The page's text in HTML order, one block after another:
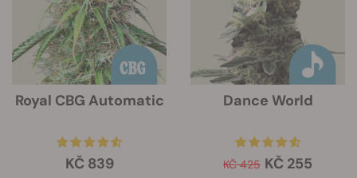
Royal CBG Automatic
KČ 839
Dance World
KČ 425 KČ 255